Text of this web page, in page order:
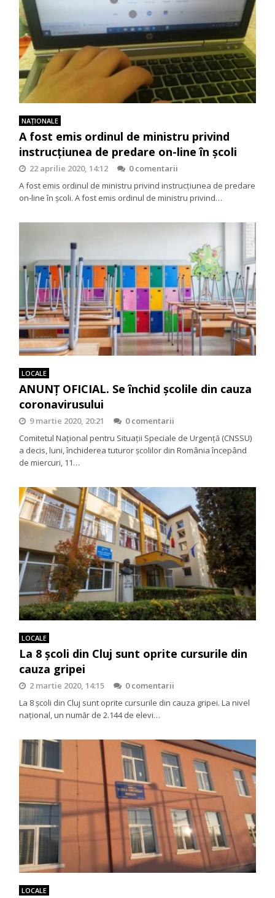
NAŢIONALE
A fost emis ordinul de ministru privind
instrucțiunea de predare on-line în școli
22 aprilie 2020, 14:12
0 comentarii
A fost emis ordinul de ministru privind instrucțiunea de predare
on-line în școli. A fost emis ordinul de ministru privind…
LOCALE
ANUNŢ OFICIAL. Se închid şcolile din cauza
coronavirusului
9 martie 2020, 20:21
0 comentarii
Comitetul Național pentru Situații Speciale de Urgență (CNSSU)
a decis, luni, închiderea tuturor școlilor din România începând
de miercuri, 11…
LOCALE
La 8 școli din Cluj sunt oprite cursurile din
cauza gripei
2 martie 2020, 14:15
0 comentarii
La 8 școli din Cluj sunt oprite cursurile din cauza gripei. La nivel
național, un număr de 2.144 de elevi…
LOCALE